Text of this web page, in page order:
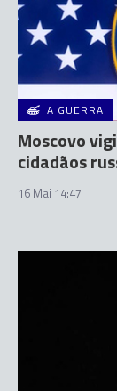
A GUERRA
Moscovo
cidadãos
16 Mai 14:47